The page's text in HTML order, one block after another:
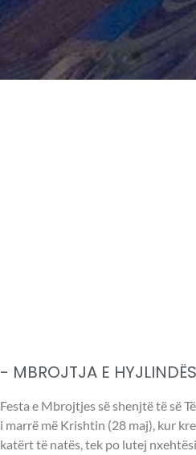
- MBROJTJA E
Festa e Mbrojtjes së shenjtë të së
i marrë më Krishtin (28 maj), kur
katërt të natës, tek po lutej